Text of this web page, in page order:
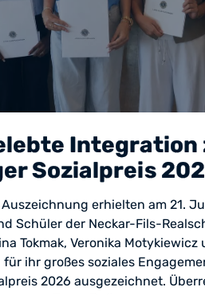
Integration
Sozialpreis
erhielten am 21.
Schüler der Neckar-Fils-
Tokmak, Veronika Motykiewicz
ihr großes soziales
2026 ausgezeichnet.